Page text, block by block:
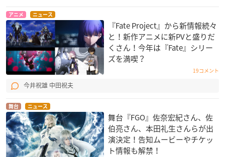
アニメ ニュース
『Fate Project』から新情報続々
と！新作アニメに新PVと盛りだ
くさん！今年は『Fate』シリー
ズを満喫？
19コメント
今井祝雄 中田祝夫
舞台 ニュース
舞台『FGO』佐奈宏紀さん、佐
伯亮さん、本田礼生さんらが出
演決定！告知ムービーやチケッ
ト情報も解禁！